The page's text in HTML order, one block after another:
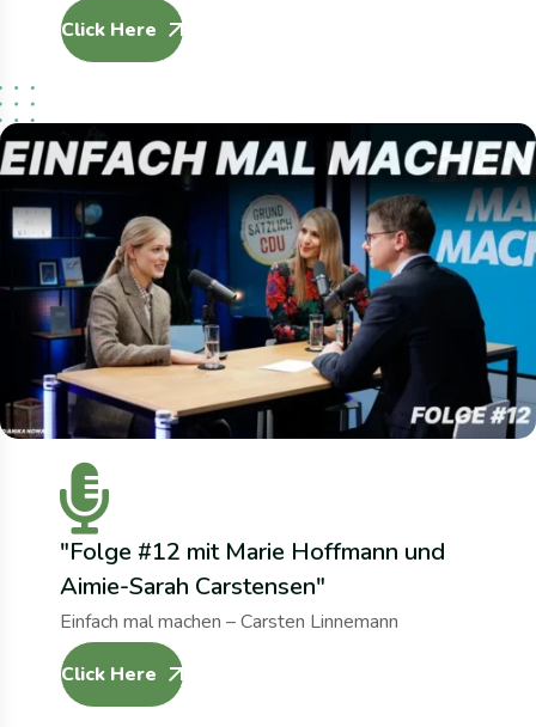
Click Here
"Folge #12 mit Marie Hoffmann und
Aimie-Sarah Carstensen"
Einfach mal machen – Carsten Linnemann
Click Here